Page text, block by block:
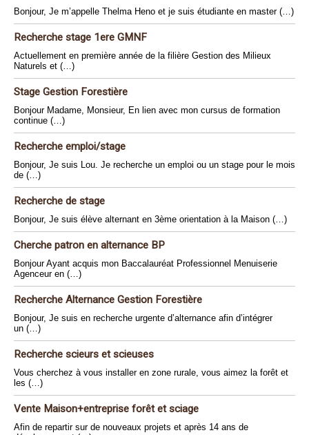
Bonjour, Je m’appelle Thelma Heno et je suis étudiante en master (…)
Recherche stage 1ere GMNF
Actuellement en première année de la filière Gestion des Milieux
Naturels et (…)
Stage Gestion Forestière
Bonjour Madame, Monsieur, En lien avec mon cursus de formation
continue (…)
Recherche emploi/stage
Bonjour, Je suis Lou. Je recherche un emploi ou un stage pour le mois
de (…)
Recherche de stage
Bonjour, Je suis élève alternant en 3ème orientation à la Maison (…)
Cherche patron en alternance BP
Bonjour Ayant acquis mon Baccalauréat Professionnel Menuiserie
Agenceur en (…)
Recherche Alternance Gestion Forestière
Bonjour, Je suis en recherche urgente d’alternance afin d’intégrer
un (…)
Recherche scieurs et scieuses
Vous cherchez à vous installer en zone rurale, vous aimez la forêt et
les (…)
Vente Maison+entreprise forêt et sciage
Afin de repartir sur de nouveaux projets et après 14 ans de